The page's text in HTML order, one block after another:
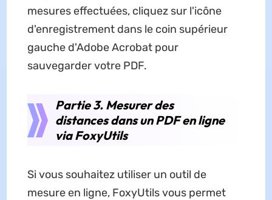
mesures effectuées, cliquez sur l'icône
d'enregistrement dans le coin supérieur
gauche d'Adobe Acrobat pour
sauvegarder votre PDF.
Partie 3. Mesurer des
distances dans un PDF en ligne
via FoxyUtils
Si vous souhaitez utiliser un outil de
mesure en ligne, FoxyUtils vous permet